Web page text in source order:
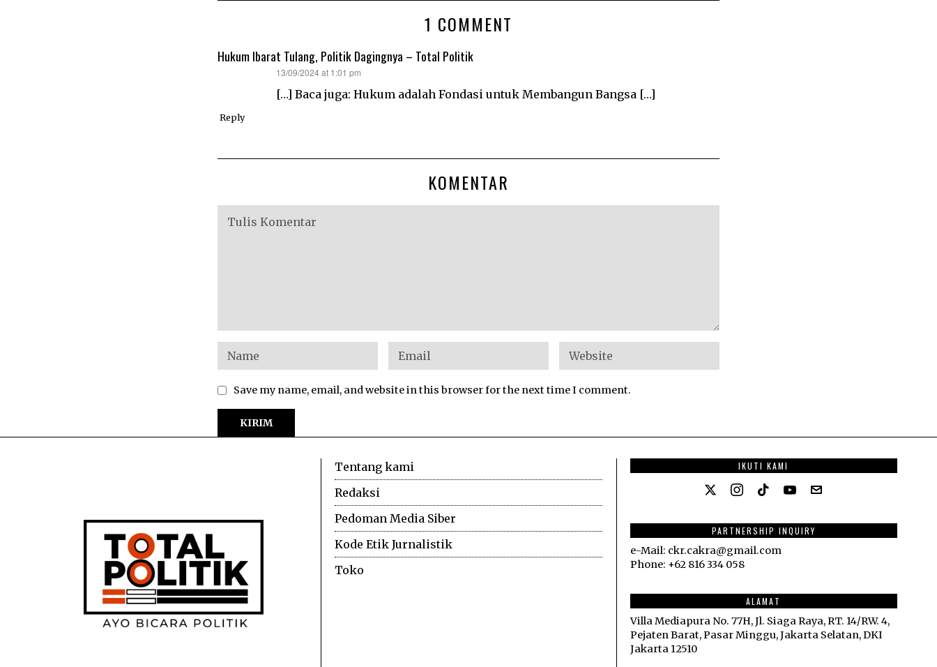
1 COMMENT
Hukum Ibarat Tulang, Politik Dagingnya – Total Politik
13/09/2024 at 1:01 pm
[…] Baca juga: Hukum adalah Fondasi untuk Membangun Bangsa […]
Reply
KOMENTAR
Save my name, email, and website in this browser for the next time I comment.
Tentang kami
Redaksi
Pedoman Media Siber
Kode Etik Jurnalistik
Toko
IKUTI KAMI
PARTNERSHIP INQUIRY
e-Mail: ckr.cakra@gmail.com
Phone: +62 816 334 058
ALAMAT
Villa Mediapura No. 77H, Jl. Siaga Raya, RT. 14/RW. 4,
Pejaten Barat, Pasar Minggu, Jakarta Selatan, DKI
Jakarta 12510